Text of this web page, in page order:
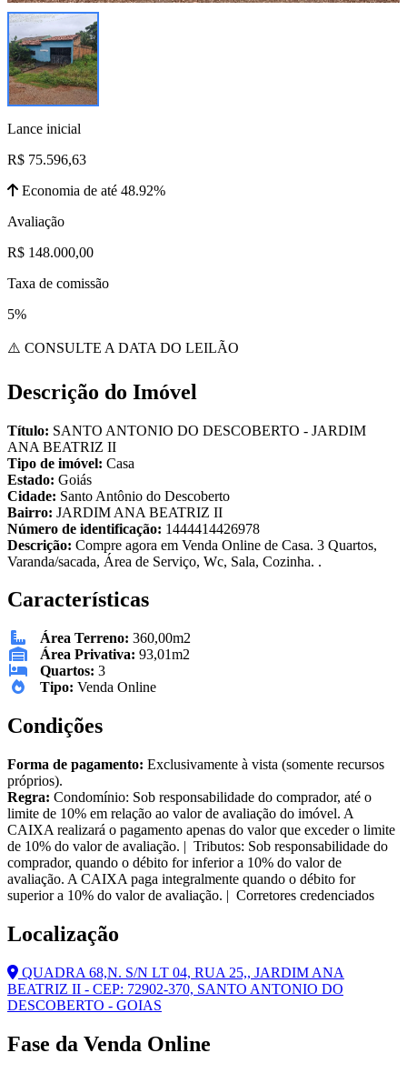
Lance inicial
R$ 75.596,63
Economia de até 48.92%
Avaliação
R$ 148.000,00
Taxa de comissão
5%
⚠️ CONSULTE A DATA DO LEILÃO
Descrição do Imóvel
Título: SANTO ANTONIO DO DESCOBERTO - JARDIM
ANA BEATRIZ II
Tipo de imóvel: Casa
Estado: Goiás
Cidade: Santo Antônio do Descoberto
Bairro: JARDIM ANA BEATRIZ II
Número de identificação: 1444414426978
Descrição: Compre agora em Venda Online de Casa. 3 Quartos,
Varanda/sacada, Área de Serviço, Wc, Sala, Cozinha. .
Características
Área Terreno: 360,00m2
Área Privativa: 93,01m2
Quartos: 3
Tipo: Venda Online
Condições
Forma de pagamento: Exclusivamente à vista (somente recursos
próprios).
Regra: Condomínio: Sob responsabilidade do comprador, até o
limite de 10% em relação ao valor de avaliação do imóvel. A
CAIXA realizará o pagamento apenas do valor que exceder o limite
de 10% do valor de avaliação. | Tributos: Sob responsabilidade do
comprador, quando o débito for inferior a 10% do valor de
avaliação. A CAIXA paga integralmente quando o débito for
superior a 10% do valor de avaliação. | Corretores credenciados
Localização
QUADRA 68,N. S/N LT 04, RUA 25,, JARDIM ANA
BEATRIZ II - CEP: 72902-370, SANTO ANTONIO DO
DESCOBERTO - GOIAS
Fase da Venda Online